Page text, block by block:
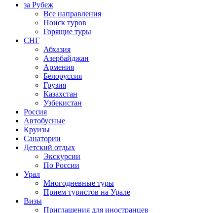
за Рубеж
Все направления
Поиск туров
Горящие туры
СНГ
Абхазия
Азербайджан
Армения
Белоруссия
Грузия
Казахстан
Узбекистан
Россия
Автобусные
Круизы
Санатории
Детский отдых
Экскурсии
По России
Урал
Многодневные туры
Прием туристов на Урале
Визы
Приглашения для иностранцев